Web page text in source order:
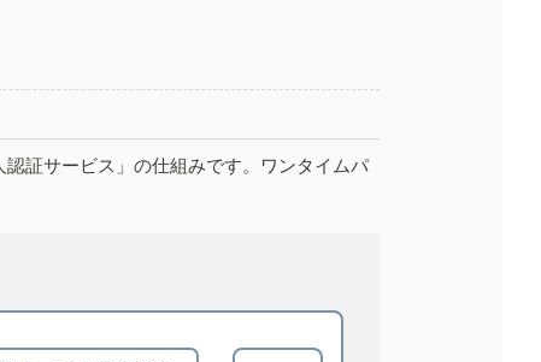
証サービス」の仕組みです。ワンタイムパ